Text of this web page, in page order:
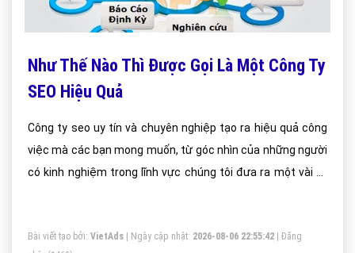
Như Thế Nào Thì Được Gọi Là Một Công Ty
SEO Hiệu Quả
Công ty seo uy tín và chuyên nghiệp tạo ra hiệu quả công
việc mà các bạn mong muốn, từ góc nhìn của những người
có kinh nghiệm trong lĩnh vực chúng tôi đưa ra một vài kỹ
Bài viết tạo bởi: VietAds | Ngày cập nhật: 2026-08-06 22:55:42
Đăng